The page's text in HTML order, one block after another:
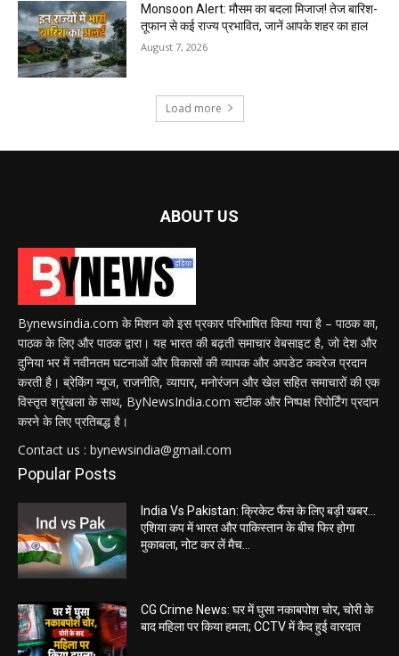
Monsoon Alert: मौसम का बदला मिजाज! तेज बारिश-
तूफान से कई राज्य प्रभावित, जानें आपके शहर का हाल
August 7, 2026
Load more
ABOUT US
Bynewsindia.com के मिशन को इस प्रकार परिभाषित किया गया है – पाठक का,
पाठक के लिए और पाठक द्वारा। यह भारत की बढ़ती समाचार वेबसाइट है, जो देश और
दुनिया भर में नवीनतम घटनाओं और विकासों की व्यापक और अपडेट कवरेज प्रदान
करती है। ब्रेकिंग न्यूज, राजनीति, व्यापार, मनोरंजन और खेल सहित समाचारों की एक
विस्तृत श्रृंखला के साथ, ByNewsIndia.com सटीक और निष्पक्ष रिपोर्टिंग प्रदान
करने के लिए प्रतिबद्ध है।
Contact us : bynewsindia@gmail.com
Popular Posts
India Vs Pakistan: क्रिकेट फैंस के लिए बड़ी खबर…
एशिया कप में भारत और पाकिस्तान के बीच फिर होगा
मुकाबला, नोट कर लें मैच...
CG Crime News: घर में घुसा नकाबपोश चोर, चोरी के
बाद महिला पर किया हमला; CCTV में कैद हुई वारदात